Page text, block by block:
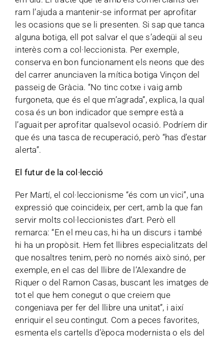
ram l’ajuda a mantenir-se informat per aprofitar
les ocasions que se li presenten. Si sap que tanca
alguna botiga, ell pot salvar el que s’adeqüi al seu
interès com a col·leccionista. Per exemple,
conserva en bon funcionament els neons que des
del carrer anunciaven la mítica botiga Vinçon del
passeig de Gràcia. “No tinc cotxe i vaig amb
furgoneta, que és el que m’agrada”, explica, la qual
cosa és un bon indicador que sempre està a
l’aguait per aprofitar qualsevol ocasió. Podríem dir
que és una tasca de recuperació, però “has d’estar
alerta”.
El futur de la col·lecció
Per Martí, el col·leccionisme “és com un vici”, una
expressió que coincideix, per cert, amb la que fan
servir molts col·leccionistes d’art. Però ell
remarca: “En el meu cas, hi ha un discurs i també
hi ha un propòsit. Hem fet llibres especialitzats del
que nosaltres tenim, però no només això sinó, per
exemple, en el cas del llibre de l’Alexandre de
Riquer o del Ramon Casas, buscant les imatges de
tot el que hem conegut o que creiem que
congeniava per fer del llibre una unitat”, i així
enriquir el seu contingut. Com a peces favorites,
esmenta els cartells d’època modernista o els del